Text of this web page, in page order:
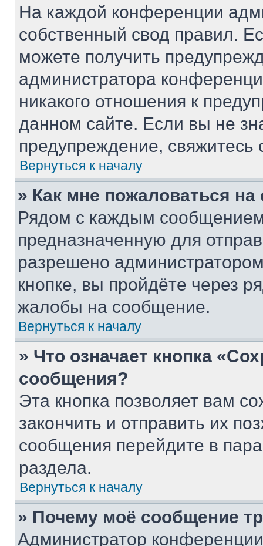
На каждой конференции
собственный свод правил.
можете получить
администратора
никакого отношения к
данном сайте. Если вы не
предупреждение,
Вернуться к началу
» Как мне пожаловаться
Рядом с каждым сообщением
предназначенную для
разрешено
кнопке, вы пройдёте через
жалобы на сообщение.
Вернуться к началу
» Что означает кнопка
сообщения?
Эта кнопка позволяет вам
закончить и отправить их
сообщения перейдите в
раздела.
Вернуться к началу
» Почему моё сообщение
Администратор